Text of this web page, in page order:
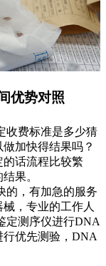
优势对照
收费标准是多少猜
加快得结果吗？
话流程比较繁
果。
的，有加急的服务
，专业的工作人
定测序仪进行DNA
优先测验，DNA